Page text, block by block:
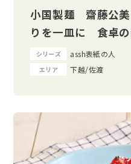
小国製麺 齋藤公美
りを一皿に 食卓
シリーズ assh表紙の人
エリア 下越/佐渡